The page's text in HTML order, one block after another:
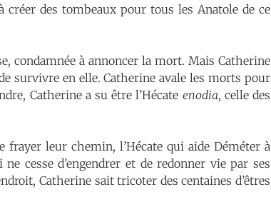
des tombeaux pour tous les Anatole de ce
condamnée à annoncer la mort. Mais Catherine
survivre en elle. Catherine avale les morts pour
Catherine a su être l’Hécate enodia, celle des
leur chemin, l’Hécate qui aide Déméter à
cesse d’engendrer et de redonner vie par ses
Catherine sait tricoter des centaines d’êtres